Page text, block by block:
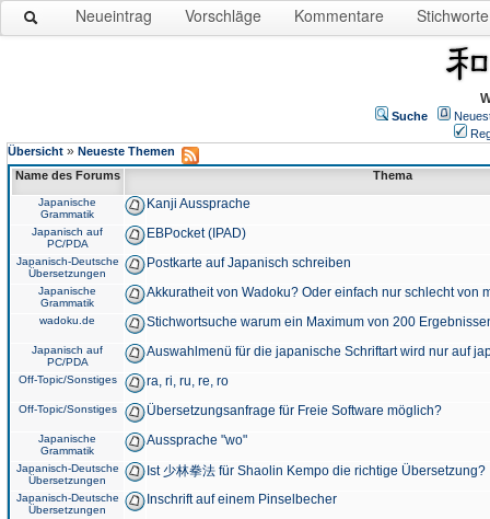
Neueintrag Vorschläge Kommentare Stichworte
Suche
Übersicht » Neueste Themen
Name des Forums
Thema
Japanische
Grammatik
Kanji Aussprache
Japanisch auf
PC/PDA
EBPocket (IPAD)
Japanisch-Deutsche
Übersetzungen
Postkarte auf Japanisch schreiben
Japanische
Grammatik
Akkuratheit von Wadoku? Oder einfach nur schlecht von
wadoku.de Stichwortsuche warum ein Maximum von 200
Japanisch auf
PC/PDA
Auswahlmenü für die japanische Schriftart wird nur auf
Off-Topic/Sonstiges ra, ri, ru, re, ro
Off-Topic/Sonstiges Übersetzungsanfrage für Freie Software möglich?
Japanische
Grammatik
Aussprache "wo"
Japanisch-Deutsche
Übersetzungen
Ist 少林拳法 für Shaolin Kempo die richtige Übersetzung?
Japanisch-Deutsche
Übersetzungen
Inschrift auf einem Pinselbecher